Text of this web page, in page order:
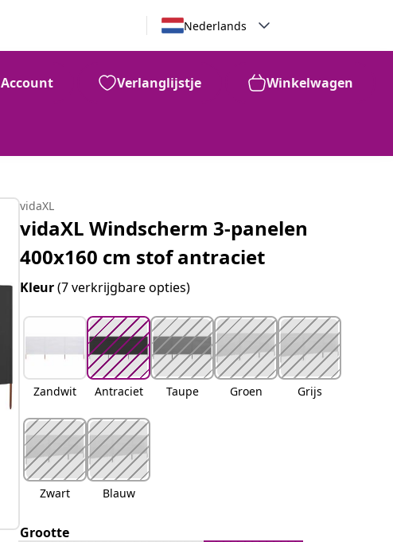
Nederlands
Account Verlanglijstje Winkelwagen
96 99
vidaXL
vidaXL Windscherm 3-panelen
400x160 cm stof antraciet
Kleur(7 verkrijgbare opties)
Zandwit Antraciet Taupe Groen Grijs
Zwart Blauw
Grootte